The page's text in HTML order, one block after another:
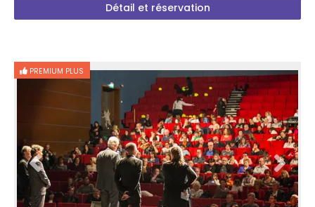
Détail et réservation
PREMIUM PLUS